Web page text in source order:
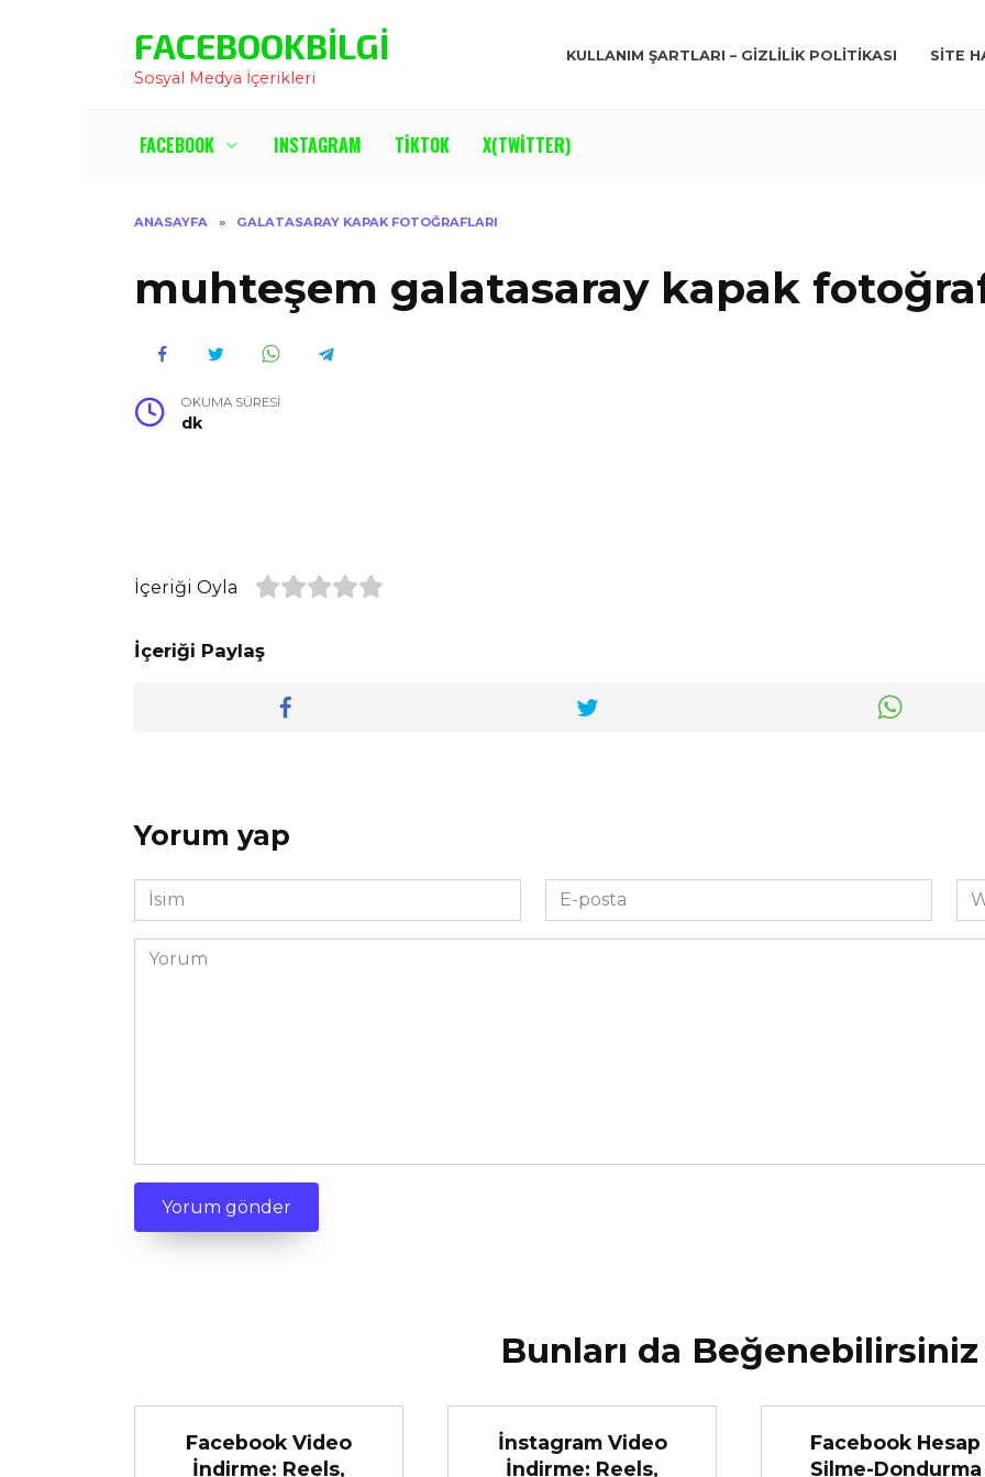
FACEBOOKBILGI
Sosyal Medya İçerikleri
KULLANIM ŞARTLARI – GIZLILIK POLITIKASI SITE
FACEBOOK INSTAGRAM TIKTOK X(TWITTER)
ANASAYFA » GALATASARAY KAPAK FOTOĞRAFLARI
muhteşem galatasaray kapak
OKUMA SÜRESI
dk
İçeriği Oyla
İçeriği Paylaş
Yorum yap
İsim
*
E-
posta
*
Yorum
Bunları da Beğenebilirsiniz
Facebook Video
İndirme: Reels,
İnstagram Video
İndirme: Reels,
Facebook Hesap
Silme-Dondurma